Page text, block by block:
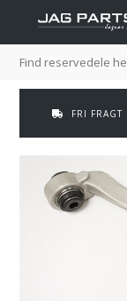
FRI